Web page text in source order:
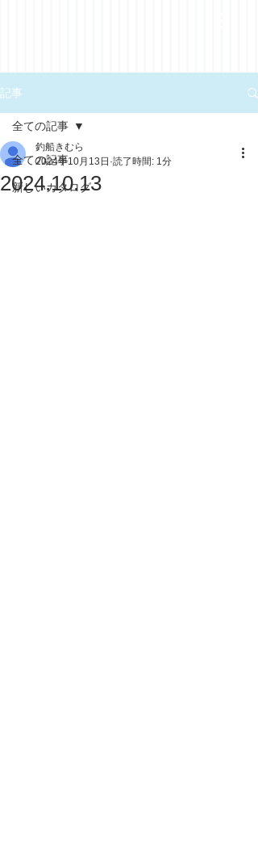
記事
全ての記事
新しいカタログ
全ての記事
2024.10.13
釣船きむら
2024年10月13日 読了時間: 1分